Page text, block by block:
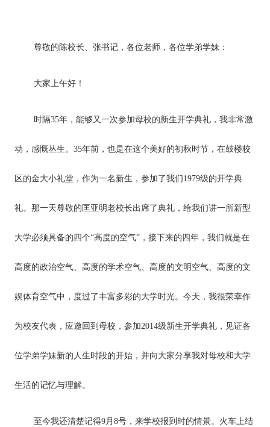
尊敬的陈校长、张书记，各位老师，各位学弟学妹：
大家上午好！
时隔35年，能够又一次参加母校的新生开学典礼，我非常激
动，感慨丛生。35年前，也是在这个美好的初秋时节，在鼓楼校
区的金大小礼堂，作为一名新生，参加了我们1979级的开学典
礼。那一天尊敬的匡亚明老校长出席了典礼，给我们讲一所新型
大学必须具备的四个“高度的空气”，接下来的四年，我们就是在
高度的政治空气、高度的学术空气、高度的文明空气、高度的文
娱体育空气中，度过了丰富多彩的大学时光。今天，我很荣幸作
为校友代表，应邀回到母校，参加2014级新生开学典礼，见证各
位学弟学妹新的人生时段的开始，并向大家分享我对母校和大学
生活的记忆与理解。
至今我还清楚记得9月8号，来学校报到时的情景。火车上结